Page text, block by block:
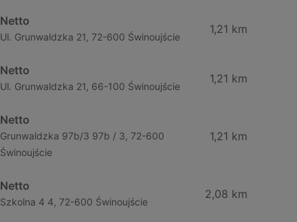
Netto
Ul. Grunwaldzka 21, 72-600 Świnoujście
1,21 km
Netto
Ul. Grunwaldzka 21, 66-100 Świnoujście
1,21 km
Netto
Grunwaldzka 97b/3 97b / 3, 72-600
Świnoujście
1,21 km
Netto
Szkolna 4 4, 72-600 Świnoujście
2,08 km